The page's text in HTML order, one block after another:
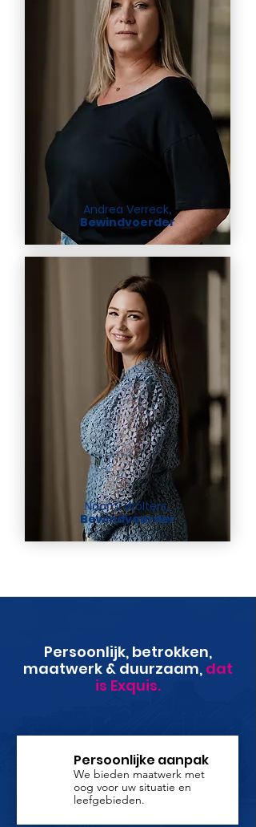
Andrea Verreck,
Bewindvoerder
Naomi Wolters,
Bewindvoerder
Persoonlijk, betrokken,
maatwerk & duurzaam, dat
is Exquis.
Persoonlijke aanpak
We bieden maatwerk met
oog voor uw situatie en
leefgebieden.